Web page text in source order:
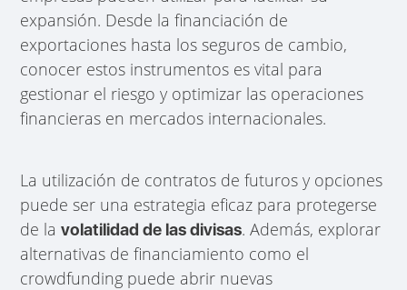
expansión. Desde la financiación de
exportaciones hasta los seguros de cambio,
conocer estos instrumentos es vital para
gestionar el riesgo y optimizar las operaciones
financieras en mercados internacionales.
La utilización de contratos de futuros y opciones
puede ser una estrategia eficaz para protegerse
de lavolatilidad de las divisas. Además, explorar
alternativas de financiamiento como el
crowdfunding puede abrir nuevas